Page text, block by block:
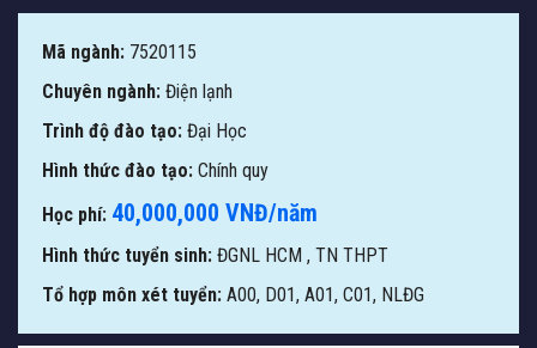
Mã ngành: 7520115
Chuyên ngành: Điện lạnh
Trình độ đào tạo: Đại Học
Hình thức đào tạo: Chính quy
Học phí: 40,000,000 VNĐ/năm
Hình thức tuyển sinh: ĐGNL HCM , TN THPT
Tổ hợp môn xét tuyển: A00, D01, A01, C01, NLĐG